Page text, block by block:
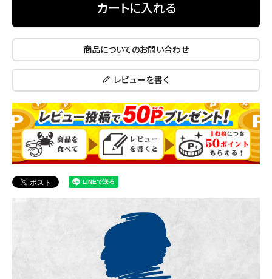
カートに入れる
商品についてのお問い合わせ
レビューを書く